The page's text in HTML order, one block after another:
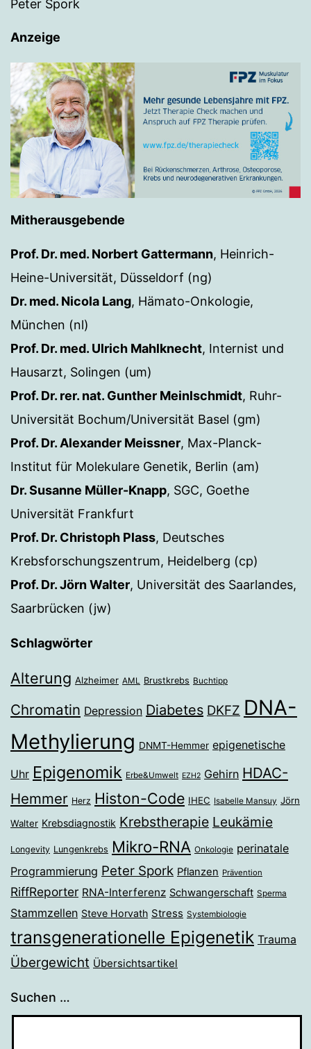
Peter Spork
Anzeige
Mitherausgebende
Prof. Dr. med. Norbert Gattermann, Heinrich-
Heine-Universität, Düsseldorf (ng)
Dr. med. Nicola Lang, Hämato-Onkologie,
München (nl)
Prof. Dr. med. Ulrich Mahlknecht, Internist und
Hausarzt, Solingen (um)
Prof. Dr. rer. nat. Gunther Meinlschmidt, Ruhr-
Universität Bochum/Universität Basel (gm)
Prof. Dr. Alexander Meissner, Max-Planck-
Institut für Molekulare Genetik, Berlin (am)
Dr. Susanne Müller-Knapp, SGC, Goethe
Universität Frankfurt
Prof. Dr. Christoph Plass, Deutsches
Krebsforschungszentrum, Heidelberg (cp)
Prof. Dr. Jörn Walter, Universität des Saarlandes,
Saarbrücken (jw)
Schlagwörter
Alterung Alzheimer AML Brustkrebs Buchtipp
Chromatin Depression Diabetes DKFZ DNA-
Methylierung DNMT-Hemmer epigenetische
Uhr Epigenomik Erbe&Umwelt EZH2 Gehirn HDAC-
Hemmer Herz Histon-Code IHEC Isabelle Mansuy Jörn
Walter Krebsdiagnostik Krebstherapie Leukämie
Longevity Lungenkrebs Mikro-RNA Onkologie perinatale
Programmierung Peter Spork Pflanzen Prävention
RiffReporter RNA-Interferenz Schwangerschaft Sperma
Stammzellen Steve Horvath Stress Systembiologie
transgenerationelle Epigenetik Trauma
Übergewicht Übersichtsartikel
Suchen …